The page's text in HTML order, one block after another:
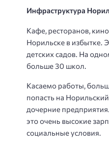
Инфраструктура
Кафе, ресторанов,
Норильске в избытке.
детских садов. На
больше 30 школ.
Касаемо работы,
попасть на
дочерние
это очень высокие
социальные условия.